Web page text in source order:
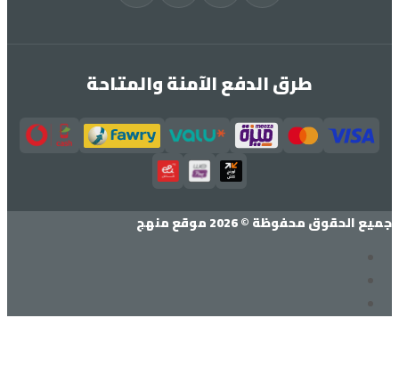
طرق الدفع الآمنة والمتاحة
جميع الحقوق محفوظة © 2026 موقع منهج